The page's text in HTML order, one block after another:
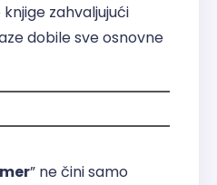
zahvaljujući
dobile sve osnovne
” ne čini samo